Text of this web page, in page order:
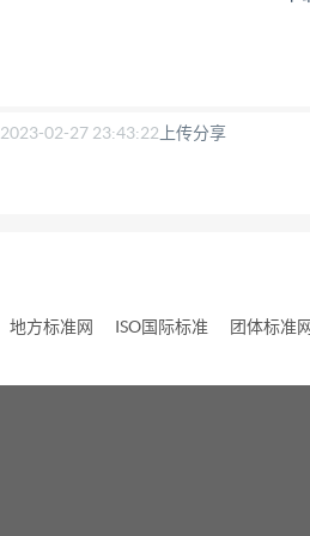
2023-02-27 23:43:22 上传分享
地方标准网 ISO国际标准 团体标准